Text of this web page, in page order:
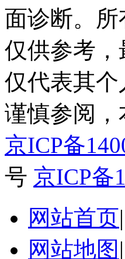
面诊断。所
仅供参考
仅代表其
谨慎参阅
京ICP备
号 京ICP备
网站首页|
网站地图 |